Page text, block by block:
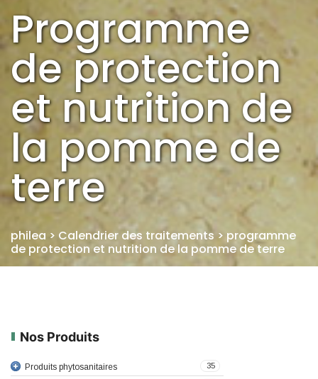
Programme
de protection
et nutrition de
la pomme de
terre
philea > Calendrier des traitements> programme
de protection et nutrition de la pomme de terre
Nos Produits
35
Produits phytosanitaires